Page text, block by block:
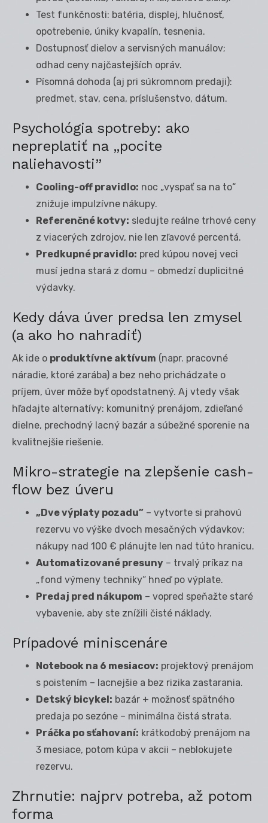
Test funkčnosti: batéria, displej, hlučnosť,
opotrebenie, úniky kvapalín, tesnenia.
Dostupnosť dielov a servisných manuálov;
odhad ceny najčastejších opráv.
Písomná dohoda (aj pri súkromnom predaji):
predmet, stav, cena, príslušenstvo, dátum.
Psychológia spotreby: ako
nepreplatiť na „pocite
naliehavosti”
Cooling-off pravidlo: noc „vyspať sa na to“
znižuje impulzívne nákupy.
Referenčné kotvy: sledujte reálne trhové ceny
z viacerých zdrojov, nie len zľavové percentá.
Predkupné pravidlo: pred kúpou novej veci
musí jedna stará z domu – obmedzí duplicitné
výdavky.
Kedy dáva úver predsa len zmysel
(a ako ho nahradiť)
Ak ide o produktívne aktívum (napr. pracovné
náradie, ktoré zarába) a bez neho prichádzate o
príjem, úver môže byť opodstatnený. Aj vtedy však
hľadajte alternatívy: komunitný prenájom, zdieľané
dielne, prechodný lacný bazár a súbežné sporenie na
kvalitnejšie riešenie.
Mikro-strategie na zlepšenie cash-
flow bez úveru
„Dve výplaty pozadu” – vytvorte si prahovú
rezervu vo výške dvoch mesačných výdavkov;
nákupy nad 100 € plánujte len nad túto hranicu.
Automatizované presuny – trvalý príkaz na
„fond výmeny techniky“ hneď po výplate.
Predaj pred nákupom – vopred speňažte staré
vybavenie, aby ste znížili čisté náklady.
Prípadové miniscenáre
Notebook na 6 mesiacov: projektový prenájom
s poistením – lacnejšie a bez rizika zastarania.
Detský bicykel: bazár + možnosť spätného
predaja po sezóne – minimálna čistá strata.
Práčka po sťahovaní: krátkodobý prenájom na
3 mesiace, potom kúpa v akcii – neblokujete
rezervu.
Zhrnutie: najprv potreba, až potom
forma